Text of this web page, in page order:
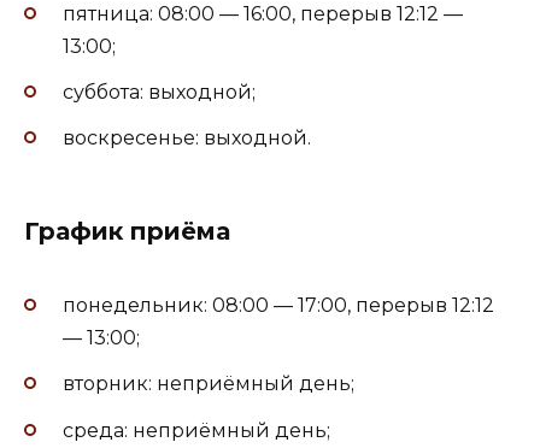
пятница: 08:00 — 16:00, перерыв 12:12 —
13:00;
суббота: выходной;
воскресенье: выходной.
График приёма
понедельник: 08:00 — 17:00, перерыв 12:12
— 13:00;
вторник: неприёмный день;
среда: неприёмный день;